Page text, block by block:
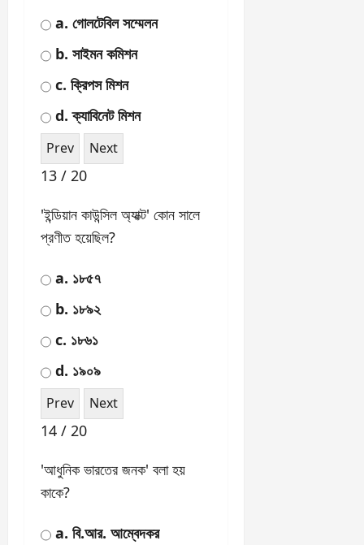
d. লর্ড কার্জন
গান্ধী-ইরউইন চুক্তি' কোন সালে
স্বাক্ষরিত হয়?
a. ১৯৩২
b. ১৯৩০
c. ১৯৩১
d. ১৯২৯